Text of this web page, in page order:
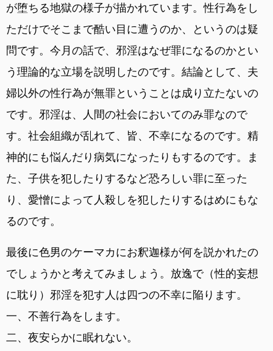
が堕ちる地獄の様子が描かれています。性行為をし
ただけでそこまで酷い目に遭うのか、というのは疑
問です。今月の話で、邪淫はなぜ罪になるのかとい
う理論的な立場を説明したのです。結論として、夫
婦以外の性行為が無罪ということは成り立たないの
です。邪淫は、人間の社会においてのみ罪なので
す。社会組織が乱れて、皆、不幸になるのです。精
神的にも悩んだり病気になったりもするのです。ま
た、子供を犯したりするなど恐ろしい罪に至った
り、愛憎によって人殺しを犯したりするはめにもな
るのです。
最後に色男のケーマカにお釈迦様が何を説かれたの
でしょうかと考えてみましょう。放逸で（性的妄想
に耽り）邪淫を犯す人は四つの不幸に陥ります。
一、不善行為をします。
二、夜安らかに眠れない。